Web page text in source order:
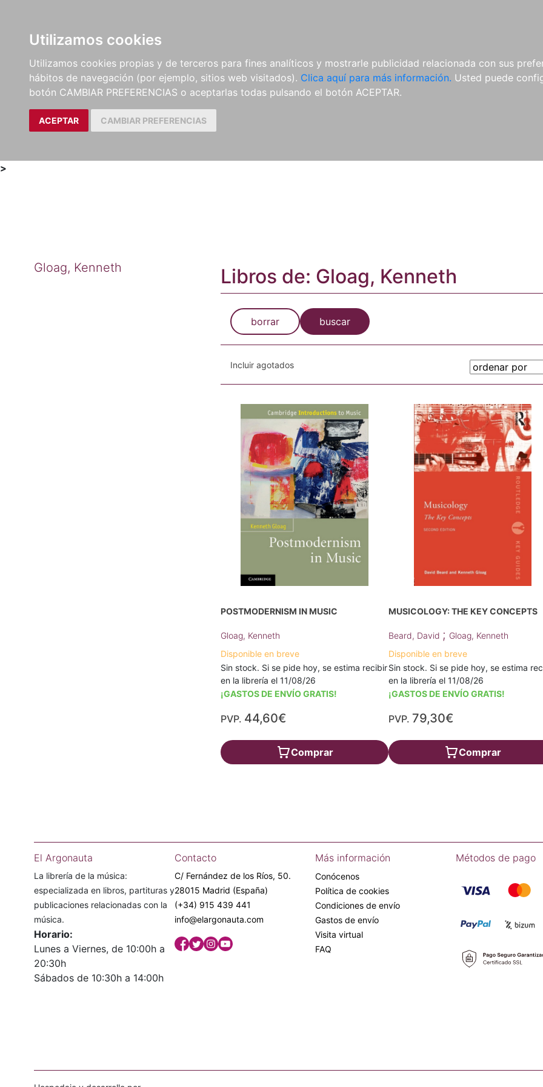
Utilizamos cookies
Utilizamos cookies propias y de terceros para fines analíticos y mostrarle publicidad relacionada con sus
hábitos de navegación (por ejemplo, sitios web visitados). Clica aquí para más información. Usted puede
botón CAMBIAR PREFERENCIAS o aceptarlas todas pulsando el botón ACEPTAR.
ACEPTAR CAMBIAR PREFERENCIAS
LIBROS
MÉTODOS Y
EJERCICIOS
PARTITURAS Y EDICIONES
CRÍTICAS
REVISTAS
CDS Y
DVDS
MATERIAL
COMPLEMENTARIO
>
Gloag, Kenneth Libros de: Gloag, Kenneth
borrar buscar
Incluir agotados
POSTMODERNISM IN MUSIC
Gloag, Kenneth
Disponible en breve
Sin stock. Si se pide hoy, se estima recibir
en la librería el 11/08/26
¡GASTOS DE ENVÍO GRATIS!
PVP. 44,60€
Comprar
MUSICOLOGY: THE KEY CONCEPTS
Beard, David ; Gloag, Kenneth
Disponible en breve
Sin stock. Si se pide hoy, se estima
en la librería el 11/08/26
¡GASTOS DE ENVÍO GRATIS!
PVP. 79,30€
Comprar
El Argonauta
La librería de la música:
especializada en libros, partituras y
publicaciones relacionadas con la
música.
Horario:
Lunes a Viernes, de 10:00h a
20:30h
Sábados de 10:30h a 14:00h
Contacto
C/ Fernández de los Ríos, 50.
28015 Madrid (España)
(+34) 915 439 441
info@elargonauta.com
Más información
Conócenos
Política de cookies
Condiciones de envío
Gastos de envío
Visita virtual
FAQ
Métodos de pago